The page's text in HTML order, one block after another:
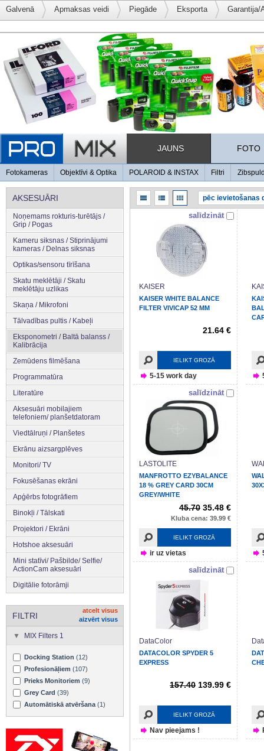
Galvenā Apmaksas veidi Piegāde Eksporta Garantija/
JAUNS FOTO
Fotokameras Objektīvi & Optika POLAROID & INSTAX Filtri
AKSESUĀRI
Noņemams rokturis-turētājs /
Grip / Pogas
Kameru siksnas / Stiprinājumi
kameras / Delnas siksnas
Optikas/sensoru tīrīšana
Skatu meklētāji / Skatu
meklētāju uzlikas
Skaņa / Mikrofoni
Tālvadības pultis / Kabeļi
Eksponometri / Baltā balanss /
Kalibrācija
Zemūdens filmēšana
Programmatūra
Literatūre
Aksesuāri mobilajiem
telefoniem/ planšetdatoram
Viedtālruņi / Planšetes
Ekrānu aizsargplēves
Monitori/ TV
Fokusēšanas ekrāni
Apģērbs fotogrāfiem
Binokļi / Tālskati
Projektori / Ekrāni
Hotshoe aksesuāri
Mini statīvi/ Pašbilde/ Selfie/
ActionCam aksesuāri
Digitālie fotorāmji
FILTRI
atcelt visus
aizvērt visus
MIX Filters 1
Docking Station (12)
Profesionāļiem (107)
Prieks Monitoriem (9)
Grey Card (39)
Automātiskā atvēršana (1)
salīdzināt
KAISER
KAISER WHITE BALANCE
FILTER VIVICAP 52 MM
21.64 €
IELIKT GROZĀ
5-15 work day
salīdzināt
LASTOLITE
MANFROTTO EZYBALANCE
18 % GREY CARD 30CM
GREY/WHITE
45.70 35.48 €
Kluba cena: 39.99 €
IELIKT GROZĀ
ir uz vietas
salīdzināt
DataColor
DATACOLOR SPYDER 5
EXPRESS
157.40 139.99 €
IELIKT GROZĀ
Nav pieejams !